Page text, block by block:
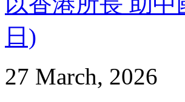
日)
27 March, 2026